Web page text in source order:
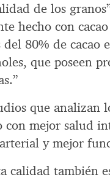
de los
hecho con
80% de cacao
que poseen
que analizan
con mejor salud
y mejor
calidad también